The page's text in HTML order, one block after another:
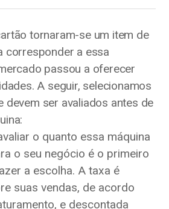
tornaram-se um item de
corresponder a essa
passou a oferecer
A seguir, selecionamos
devem ser avaliados antes de
o quanto essa máquina
o seu negócio é o primeiro
a escolha. A taxa é
suas vendas, de acordo
e descontada